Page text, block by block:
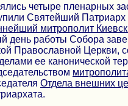
четыре пленарных
Святейший Патриарх
митрополит
день работы Собора
Православной Церкви,
ее канонической
Отдела внешних